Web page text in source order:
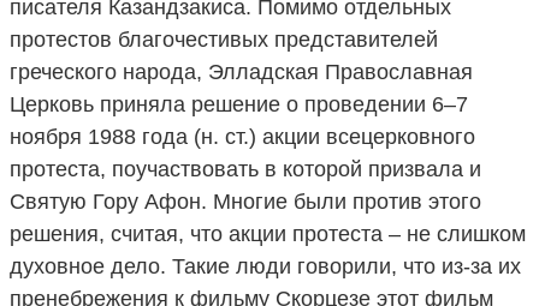
писателя Казандзакиса. Помимо отдельных
протестов благочестивых представителей
греческого народа, Элладская Православная
Церковь приняла решение о проведении 6–7
ноября 1988 года (н. ст.) акции всецерковного
протеста, поучаствовать в которой призвала и
Святую Гору Афон. Многие были против этого
решения, считая, что акции протеста – не слишком
духовное дело. Такие люди говорили, что из-за их
пренебрежения к фильму Скорцезе этот фильм